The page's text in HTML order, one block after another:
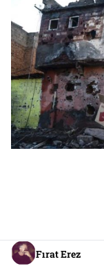
Fırat Erez